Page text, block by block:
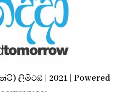
ලිමිටඞ් | 2021 | Powered